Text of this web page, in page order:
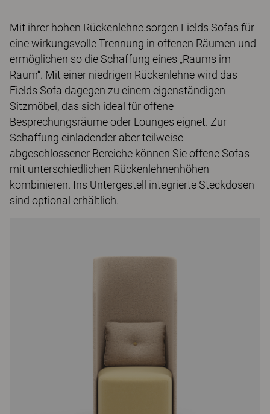
Mit ihrer hohen Rückenlehne sorgen Fields Sofas für
eine wirkungsvolle Trennung in offenen Räumen und
ermöglichen so die Schaffung eines „Raums im
Raum“. Mit einer niedrigen Rückenlehne wird das
Fields Sofa dagegen zu einem eigenständigen
Sitzmöbel, das sich ideal für offene
Besprechungsräume oder Lounges eignet. Zur
Schaffung einladender aber teilweise
abgeschlossener Bereiche können Sie offene Sofas
mit unterschiedlichen Rückenlehnenhöhen
kombinieren. Ins Untergestell integrierte Steckdosen
sind optional erhältlich.